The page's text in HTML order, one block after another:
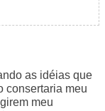
as idéias que
consertaria meu
meu